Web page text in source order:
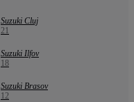
Suzuki Cluj
21
Suzuki Ilfov
18
Suzuki Brasov
12